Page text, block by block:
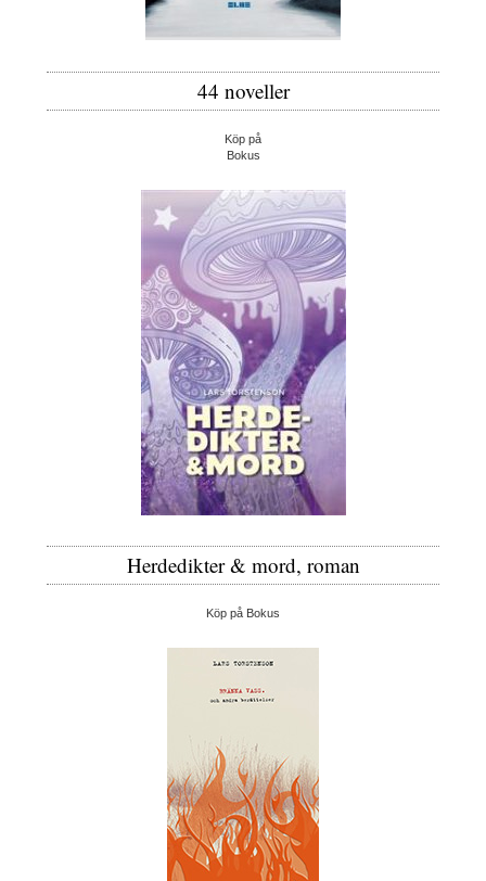
44 noveller
Köp på
Bokus
Herdedikter & mord, roman
Köp på Bokus